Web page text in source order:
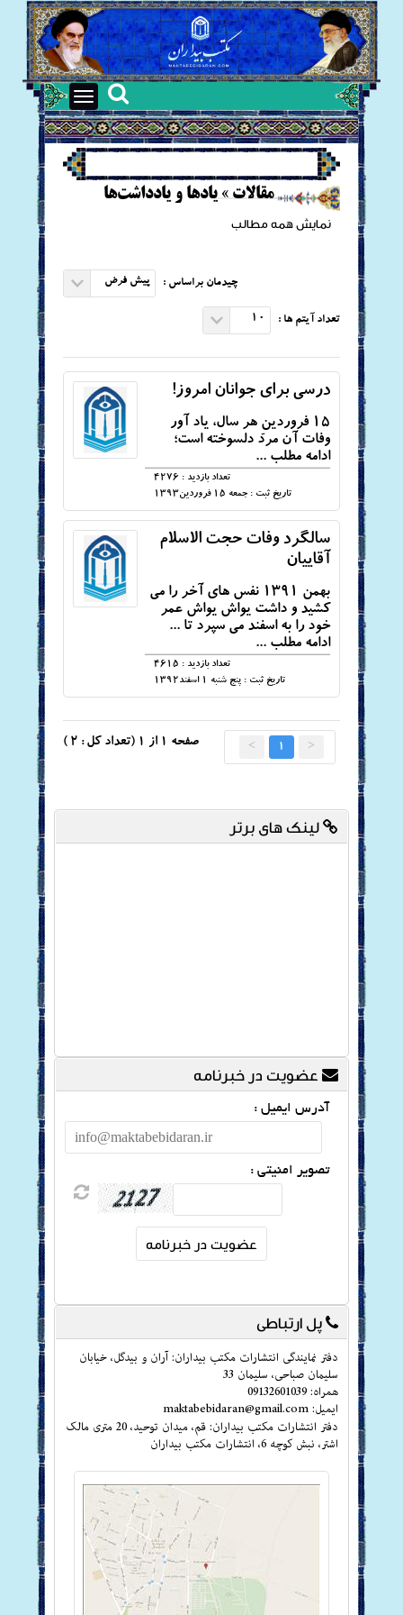
Toggle
navigation
مقالات » یادها و یادداشت‌ها
نمایش همه مطالب
چیدمان براساس : پیش فرض
تعداد آیتم ها : 10
درسی برای جوانان امروز!
15 فروردینِ هر سال، یاد آور
وفات آن مرد دلسوخته است؛
ادامه مطلب ...
تعداد بازدید : 4276
تاریخ ثبت : جمعه 15 فروردين1393
سالگرد وفات حجت الاسلام
آقاییان
بهمن 1391 نفس های آخر را می
كشید و داشت یواش یواش عمر
خود را به اسفند می سپرد تا ...
ادامه مطلب ...
تعداد بازدید : 4615
تاریخ ثبت : پنج شنبه 1 اسفند1392
صفحه 1 از 1 (تعداد کل : 2 ) <
1
>
لینک های برتر
عضویت در خبرنامه
آدرس ایمیل :
تصویر امنیتی :
پل ارتباطی
دفتر نمایندگی انتشارات مکتب بیداران: آران و بیدگل، خیابان
سلیمان صباحی، سلیمان 33
همراه: 09132601039
ایمیل: maktabebidaran@gmail.com
دفتر انتشارات مکتب بیداران: قم، میدان توحید، 20 متری مالک
اشتر، نبش کوچه 6، انتشارات مکتب بیداران